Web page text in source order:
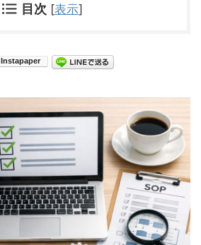
目次 [表示]